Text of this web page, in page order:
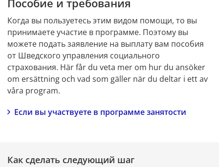
Пособие и требования
Когда вы пользуетесь этим видом помощи, то вы
принимаете участие в программе. Поэтому вы
можете подать заявление на выплату вам пособия
от Шведского управления социального
страхования. Här får du veta mer om hur du ansöker
om ersättning och vad som gäller när du deltar i ett av
våra program.
Если вы участвуете в программе занятости
Как сделать следующий шаг